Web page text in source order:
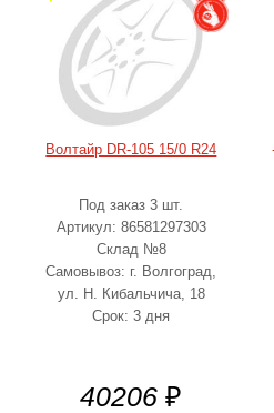
Волтайр DR-105 15/0 R24
Под заказ 3 шт.
Артикул: 86581297303
Склад №8
Самовывоз: г. Волгоград,
ул. Н. Кибальчича, 18
Срок: 3 дня
40206 ₽